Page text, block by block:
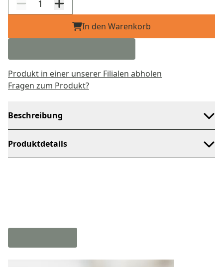
In den Warenkorb
Produkt in einer unserer Filialen abholen
Fragen zum Produkt?
Beschreibung
Produktdetails